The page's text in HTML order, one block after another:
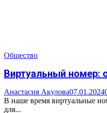
Общество
Виртуальный номер:
Анастасия Акулова07.01.2024
В наше время виртуальные
для...